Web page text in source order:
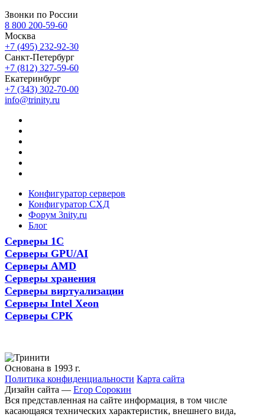
Звонки по России
8 800 200-59-60
Москва
+7 (495) 232-92-30
Санкт-Петербург
+7 (812) 327-59-60
Екатеринбург
+7 (343) 302-70-00
info@trinity.ru
Конфигуратор серверов
Конфигуратор СХД
Форум 3nity.ru
Блог
Серверы 1С
Серверы GPU/AI
Серверы AMD
Серверы хранения
Серверы виртуализации
Серверы Intel Xeon
Серверы СРК
Основана в 1993 г.
Политика конфиденциальности Карта сайта
Дизайн сайта — Егор Сорокин
Вся представленная на сайте информация, в том числе
касающаяся технических характеристик, внешнего вида,